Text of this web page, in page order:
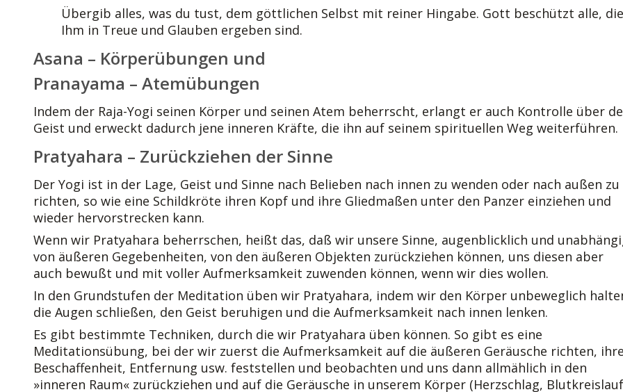
Übergib alles, was du tust, dem göttlichen Selbst mit reiner Hingabe. Gott beschützt alle, die
Ihm in Treue und Glauben ergeben sind.
Asana – Körperübungen und
Pranayama – Atemübungen
Indem der Raja-Yogi seinen Körper und seinen Atem beherrscht, erlangt er auch Kontrolle über
Geist und erweckt dadurch jene inneren Kräfte, die ihn auf seinem spirituellen Weg weiterführen.
Pratyahara – Zurückziehen der Sinne
Der Yogi ist in der Lage, Geist und Sinne nach Belieben nach innen zu wenden oder nach außen zu
richten, so wie eine Schildkröte ihren Kopf und ihre Gliedmaßen unter den Panzer einziehen und
wieder hervorstrecken kann.
Wenn wir Pratyahara beherrschen, heißt das, daß wir unsere Sinne, augenblicklich und
von äußeren Gegebenheiten, von den äußeren Objekten zurückziehen können, uns diesen aber
auch bewußt und mit voller Aufmerksamkeit zuwenden können, wenn wir dies wollen.
In den Grundstufen der Meditation üben wir Pratyahara, indem wir den Körper unbeweglich
die Augen schließen, den Geist beruhigen und die Aufmerksamkeit nach innen lenken.
Es gibt bestimmte Techniken, durch die wir Pratyahara üben können. So gibt es eine
Meditationsübung, bei der wir zuerst die Aufmerksamkeit auf die äußeren Geräusche richten,
Beschaffenheit, Entfernung usw. feststellen und beobachten und uns dann allmählich in den
»inneren Raum« zurückziehen und auf die Geräusche in unserem Körper (Herzschlag, Blutkreislauf